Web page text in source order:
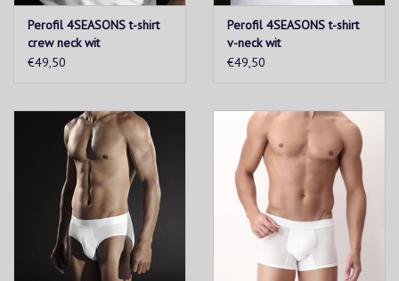
Perofil 4SEASONS t-shirt
crew neck wit
€49,50
Perofil 4SEASONS t-shirt
v-neck wit
€49,50